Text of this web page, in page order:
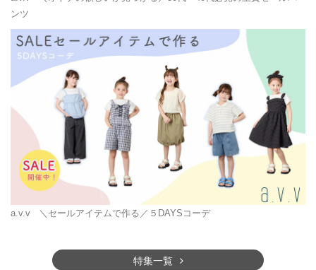
ンツ
a.v.v ＼セールアイテムで作る／５DAYSコーデ
特集一覧